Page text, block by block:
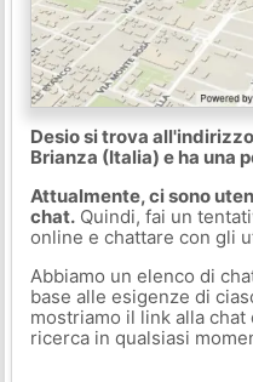
Desio si trova
Brianza (Italia) e ha una
Attualmente, ci sono
chat.Quindi, fai un
online e chattare con gli
Abbiamo un elenco di
base alle esigenze di
mostriamo il link alla
ricerca in qualsiasi